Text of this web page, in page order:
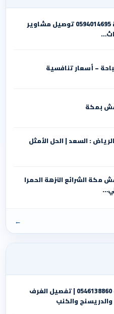
دباب نقل عفش جدة 0594014695 توصيل مشاوير
– أسعار تنافسية
بمكة
: السعد | الحل الأمثل
الشرائع النزهة الحمرا
←
تفصيل أبواب بمكة 0546138860 | تفصيل الغرف
والدريسنج والكنب